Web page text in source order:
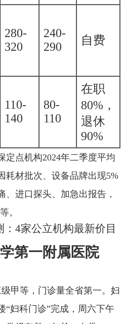
280-
320
240-
290
自费
110-
140
80-
110
在职
80%，
退休
90%
定点机构2024年二季度平均
耗材批次、设备品牌出现5%
、进口探头、加急出报告，
。
4家公立机构最新价目
第一附属医院
甲等，门诊量全省第一。妇
“妇科门诊”完成，周六下午